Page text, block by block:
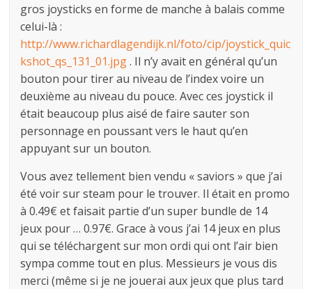
gros joysticks en forme de manche à balais comme
celui-là :
http://www.richardlagendijk.nl/foto/cip/joystick_quic
kshot_qs_131_01.jpg. Il n’y avait en général qu’un
bouton pour tirer au niveau de l’index voire un
deuxième au niveau du pouce. Avec ces joystick il
était beaucoup plus aisé de faire sauter son
personnage en poussant vers le haut qu’en
appuyant sur un bouton.
Vous avez tellement bien vendu « saviors » que j’ai
été voir sur steam pour le trouver. Il était en promo
à 0.49€ et faisait partie d’un super bundle de 14
jeux pour … 0.97€. Grace à vous j’ai 14 jeux en plus
qui se téléchargent sur mon ordi qui ont l’air bien
sympa comme tout en plus. Messieurs je vous dis
merci (même si je ne jouerai aux jeux que plus tard